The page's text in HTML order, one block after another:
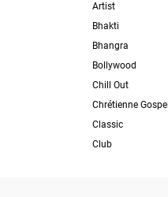
Artist
Bhakti
Bhangra
Bollywood
Chill Out
Chrétienne Gospel
Classic
Club